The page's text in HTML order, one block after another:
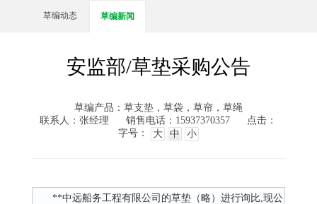
草编动态 草编新闻
安监部/草垫采购公告
草编产品：草支垫，草袋，草帘，草绳
联系人：张经理
销售电话：15937370357
点击：
字号：
大 中 小
**中远船务工程有限公司的草垫（略）进行询比,现公